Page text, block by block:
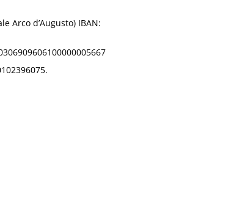
Arco d’Augusto) IBAN: